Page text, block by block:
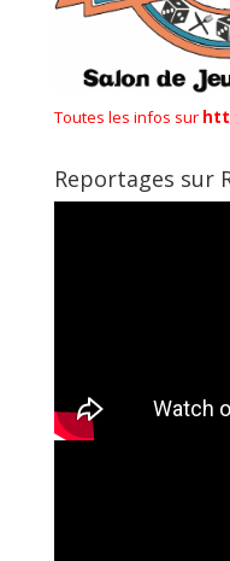
Toutes les infos sur
Reportages sur